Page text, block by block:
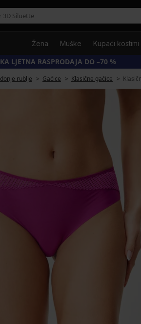
Žena Muške Kupaći kostimi
LJETNA RASPRODAJA DO –70 %
rublje Gaćice Klasične gaćice